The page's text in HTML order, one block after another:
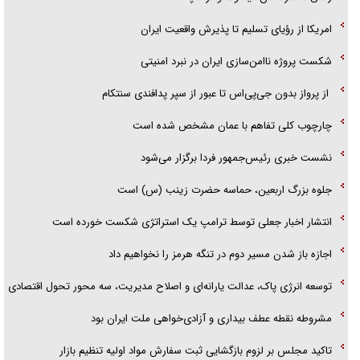
امریکا از رؤیای تسلیم تا پذیرش واقعیت ایران
شکست پروژه ناامن‌سازی ایران در نبرد امنیتی
از پرواز بدون جی‌پی‌اس تا عبور از سپر پدافندی سنتکام
چارچوب کلی تفاهم با عمان مشخص شده است
نشست خبری رئیس‌جمهور فردا برگزار می‌شود
جلوه بزرگ اربعین، حماسه حضرت زینب (س) است
انتشار اخبار جعلی توسط ترامپ یک استراتژی شکست خورده است
اجازه باز شدن مسیر دوم در تنگه هرمز را نخواهیم داد
توسعه انرژی پاک، عدالت یارانه‌ای و اصلاح مدیریت، سه محور تحول اقتصادی
مشروطه نقطه عطف بیداری و آزادی‌خواهی ملت ایران بود
تاکید مجلس بر لزوم بازگشایی ثبت سفارش مواد اولیه تنظیم بازار